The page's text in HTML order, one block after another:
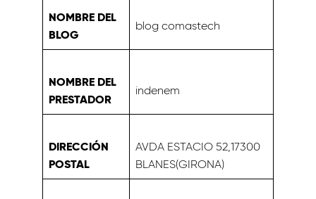
NOMBRE DEL
BLOG
blog comastech
NOMBRE DEL
PRESTADOR
indenem
DIRECCIÓN
POSTAL
AVDA ESTACIO 52,17300
BLANES(GIRONA)